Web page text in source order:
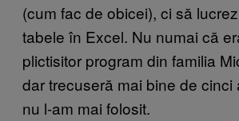
(cum fac de obicei), ci să
tabele în Excel. Nu numai că
plictisitor program din familia
dar trecuseră mai bine de cinci
nu l-am mai folosit.